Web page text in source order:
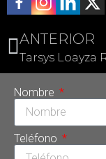
ANTERIOR
Nombre
Teléfono